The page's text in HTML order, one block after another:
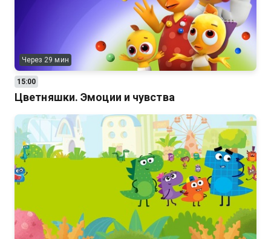
Через 29 мин
15:00
Цветняшки. Эмоции и чувства